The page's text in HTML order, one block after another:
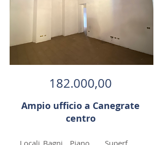
182.000,00
Ampio ufficio a Canegrate
centro
Locali Bagni Piano
Superf